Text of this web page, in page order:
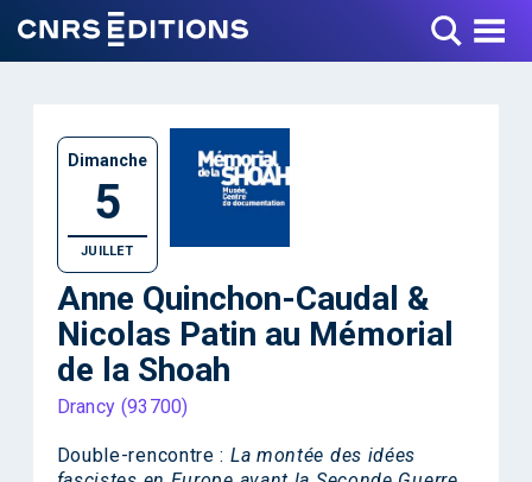
Toggle Menu
Dimanche
5
JUILLET
Anne Quinchon-Caudal &
Nicolas Patin au Mémorial
de la Shoah
Drancy (93700)
Double-rencontre : La montée des idées